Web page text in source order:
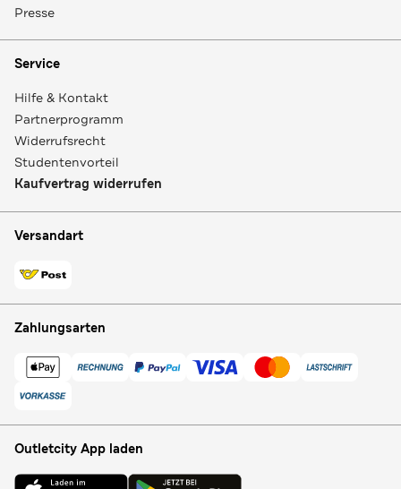
Presse
Service
Hilfe & Kontakt
Partnerprogramm
Widerrufsrecht
Studentenvorteil
Kaufvertrag widerrufen
Versandart
Zahlungsarten
Outletcity App laden